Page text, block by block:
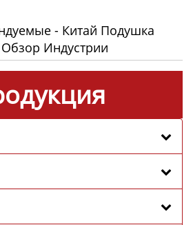
- Китай Подушка
Индустрии